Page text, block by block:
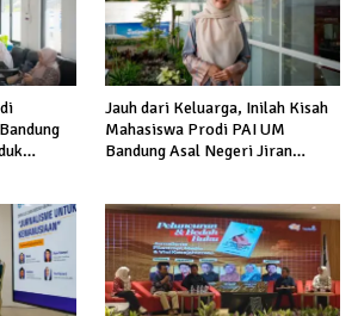
Jauh dari Keluarga, Inilah Kisah
Mahasiswa Prodi PAI UM
Bandung Asal Negeri Jiran